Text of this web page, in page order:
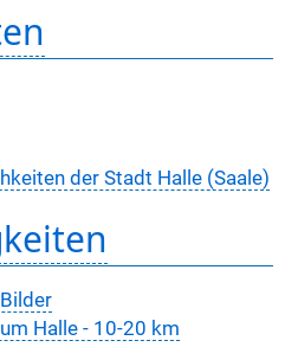
der Stadt Halle (Saale)
Halle - 10-20 km